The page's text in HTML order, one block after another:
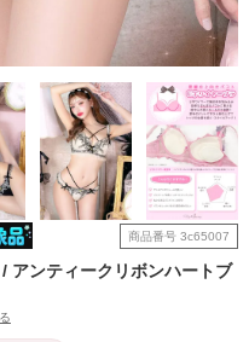
商品番号 3c65007
ンティークリボンハートブ